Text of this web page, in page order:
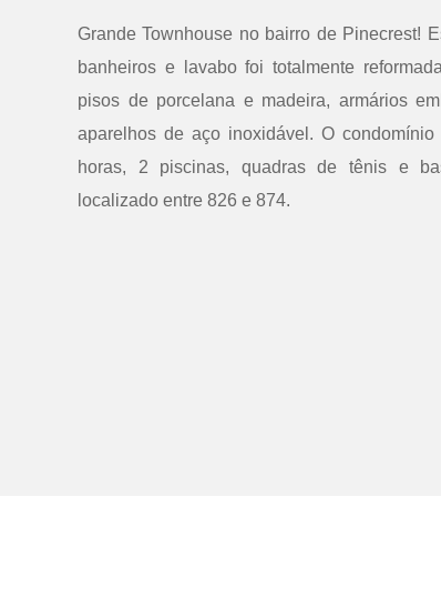
Grande Townhouse no bairro de Pinecrest!
banheiros e lavabo foi totalmente
pisos de porcelana e madeira, armários
aparelhos de aço inoxidável. O
horas, 2 piscinas, quadras de tênis e
localizado entre 826 e 874.